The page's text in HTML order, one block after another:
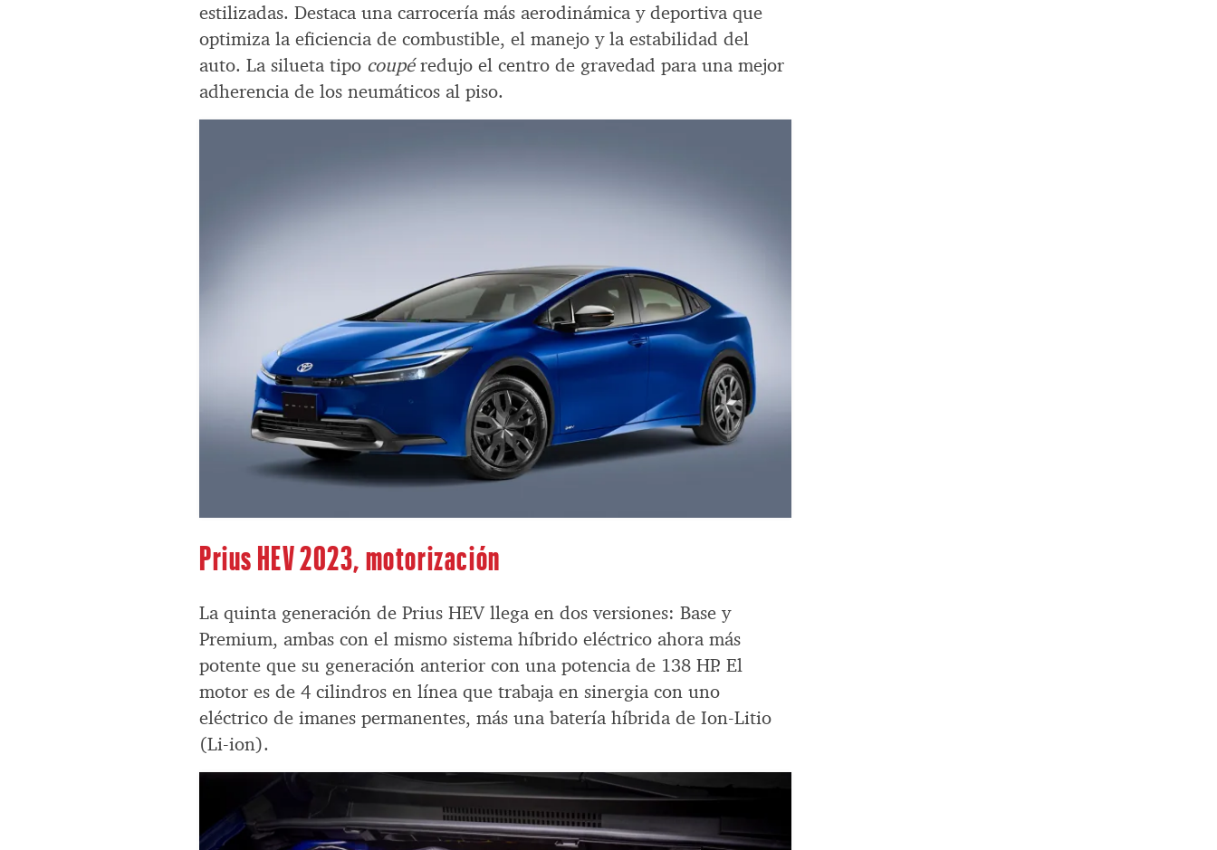
estilizadas. Destaca una carrocería más aerodinámica y deportiva que
optimiza la eficiencia de combustible, el manejo y la estabilidad del
auto. La silueta tipo coupéredujo el centro de gravedad para una mejor
adherencia de los neumáticos al piso.
Prius HEV 2023, motorización
La quinta generación de Prius HEV llega en dos versiones: Base y
Premium, ambas con el mismo sistema híbrido eléctrico ahora más
potente que su generación anterior con una potencia de 138 HP. El
motor es de 4 cilindros en línea que trabaja en sinergia con uno
eléctrico de imanes permanentes, más una batería híbrida de Ion-Litio
(Li-ion).